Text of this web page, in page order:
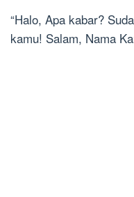
“Halo, Apa kabar?
kamu! Salam, Nama